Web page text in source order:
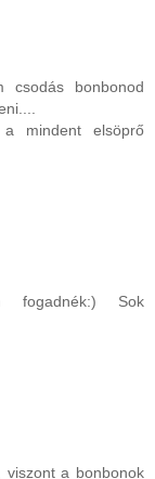
csodás bonbonod
mindent elsöprő
fogadnék:) Sok
a bonbonok